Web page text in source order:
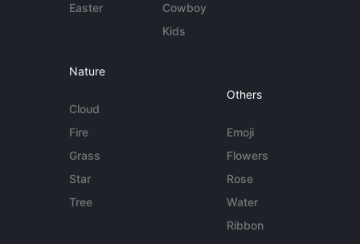
Easter
Cowboy
Kids
Nature
Cloud
Fire
Grass
Star
Tree
Others
Emoji
Flowers
Rose
Water
Ribbon